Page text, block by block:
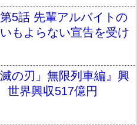
第5話 先輩アルバイトの
もよらない宣告を受け
滅の刃」無限列車編』興
界興収517億円